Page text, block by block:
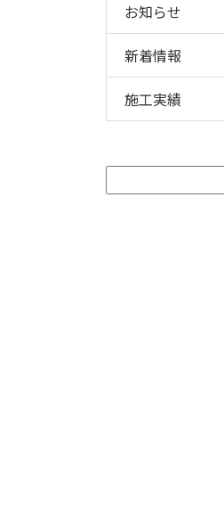
お知らせ
新着情報
施工実績